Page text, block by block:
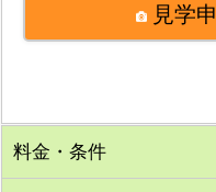
見学
料金・条件